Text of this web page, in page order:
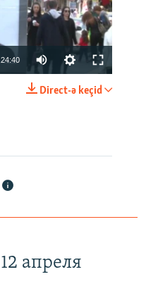
24:40
Direct-ə keçid
апреля